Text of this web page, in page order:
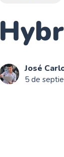
José
5 de